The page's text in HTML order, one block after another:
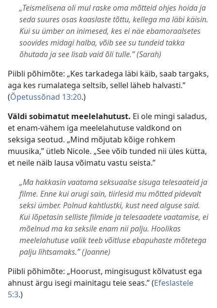
„Teismelisena oli mul raske oma mõtteid ohjes hoida ja
seda suures osas kaaslaste tõttu, kellega ma läbi käisin.
Kui su ümber on inimesed, kes ei näe ebamoraalsetes
soovides midagi halba, võib see su tundeid takka
õhutada ja see lisab vaid õli tulle.” (Sarah)
Piibli põhimõte: „Kes tarkadega läbi käib, saab targaks,
aga kes rumalatega seltsib, sellel läheb halvasti.”
(Õpetussõnad 13:20.)
Väldi sobimatut meelelahutust. Ei ole mingi saladus,
et enam-vähem iga meelelahutuse valdkond on
seksiga seotud. „Mind mõjutab kõige rohkem
muusika,” ütleb Nicole. „See võib tunded nii üles kütta,
et neile näib lausa võimatu vastu seista.”
„Ma hakkasin vaatama seksuaalse sisuga telesaateid ja
filme. Enne kui arugi sain, tiirlesid mu mõtted pidevalt
seksi ümber. Polnud kahtlustki, kust need alguse said.
Kui lõpetasin selliste filmide ja telesaadete vaatamise, ei
mõelnud ma ka seksile enam nii palju. Hoolikas
meelelahutuse valik teeb võitluse ebapuhaste mõtetega
palju lihtsamaks.” (Joanne)
Piibli põhimõte: „Hoorust, mingisugust kõlvatust ega
ahnust ärgu isegi mainitagu teie seas.” (Efeslastele
5:3.)